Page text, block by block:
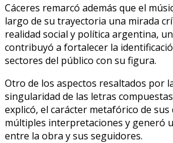
Cáceres remarcó además que el
largo de su trayectoria una mirada
realidad social y política argentina,
contribuyó a fortalecer la
sectores del público con su figura.
Otro de los aspectos resaltados por
singularidad de las letras
explicó, el carácter metafórico de
múltiples interpretaciones y generó
entre la obra y sus seguidores.